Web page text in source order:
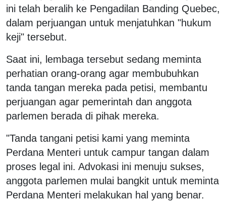
ini telah beralih ke Pengadilan Banding Quebec,
dalam perjuangan untuk menjatuhkan "hukum
keji" tersebut.
Saat ini, lembaga tersebut sedang meminta
perhatian orang-orang agar membubuhkan
tanda tangan mereka pada petisi, membantu
perjuangan agar pemerintah dan anggota
parlemen berada di pihak mereka.
"Tanda tangani petisi kami yang meminta
Perdana Menteri untuk campur tangan dalam
proses legal ini. Advokasi ini menuju sukses,
anggota parlemen mulai bangkit untuk meminta
Perdana Menteri melakukan hal yang benar.